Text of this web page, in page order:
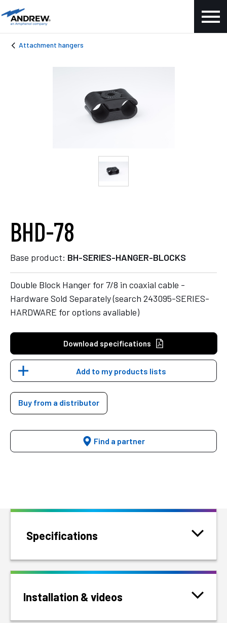
Attachment hangers
BHD-78
Base product: BH-SERIES-HANGER-BLOCKS
Double Block Hanger for 7/8 in coaxial cable -
Hardware Sold Separately (search 243095-SERIES-
HARDWARE for options avaliable)
Download specifications
Add to my products lists
Buy from a distributor
Find a partner
Specifications
Installation & videos